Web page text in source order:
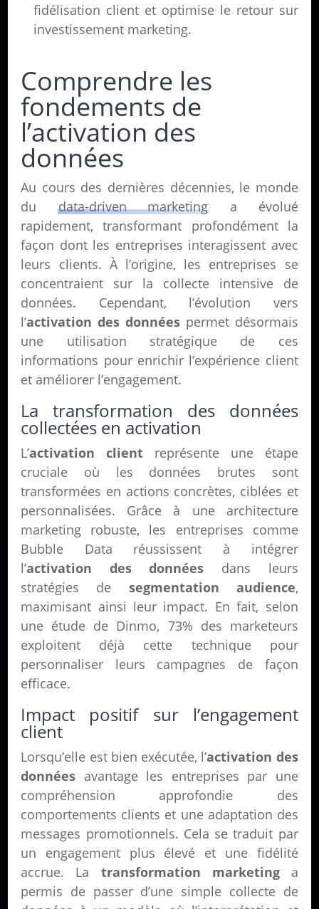
fidélisation client et optimise le retour sur
investissement marketing.
Comprendre les
fondements de
l’activation des
données
Au cours des dernières décennies, le monde
du data-driven marketing a évolué
rapidement, transformant profondément la
façon dont les entreprises interagissent avec
leurs clients. À l’origine, les entreprises se
concentraient sur la collecte intensive de
données. Cependant, l’évolution vers
l’activation des données permet désormais
une utilisation stratégique de ces
informations pour enrichir l’expérience client
et améliorer l’engagement.
La transformation des données
collectées en activation
L’activation client représente une étape
cruciale où les données brutes sont
transformées en actions concrètes, ciblées et
personnalisées. Grâce à une architecture
marketing robuste, les entreprises comme
Bubble Data réussissent à intégrer
l’activation des données dans leurs
stratégies de segmentation audience,
maximisant ainsi leur impact. En fait, selon
une étude de Dinmo, 73% des marketeurs
exploitent déjà cette technique pour
personnaliser leurs campagnes de façon
efficace.
Impact positif sur l’engagement
client
Lorsqu’elle est bien exécutée, l’activation des
données avantage les entreprises par une
compréhension approfondie des
comportements clients et une adaptation des
messages promotionnels. Cela se traduit par
un engagement plus élevé et une fidélité
accrue. La transformation marketinga
permis de passer d’une simple collecte de